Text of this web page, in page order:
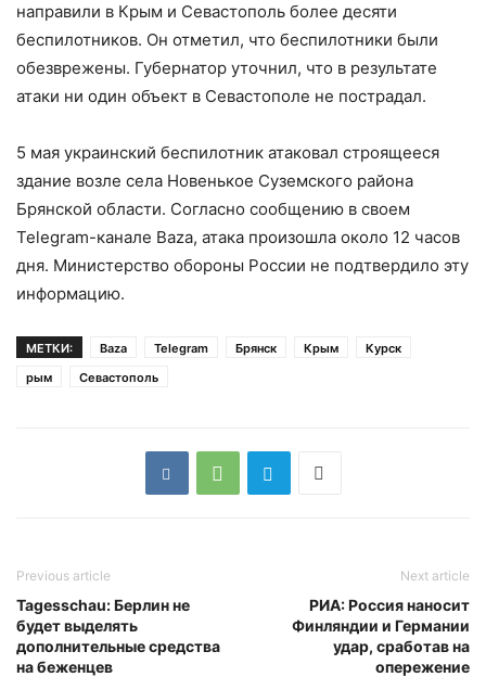
направили в Крым и Севастополь более десяти
беспилотников. Он отметил, что беспилотники были
обезврежены. Губернатор уточнил, что в результате
атаки ни один объект в Севастополе не пострадал.
5 мая украинский беспилотник атаковал строящееся
здание возле села Новенькое Суземского района
Брянской области. Согласно сообщению в своем
Telegram-канале Baza, атака произошла около 12 часов
дня. Министерство обороны России не подтвердило эту
информацию.
МЕТКИ: Baza Telegram Брянск Крым
Курск
рым
Севастополь
Previous article
Tagesschau: Берлин не
будет выделять
дополнительные средства
на беженцев
Next article
РИА: Россия наносит
Финляндии и Германии
удар, сработав на
опережение